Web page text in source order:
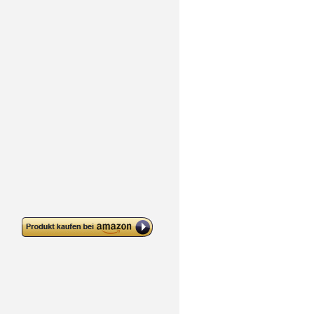
deleyCON TV & Monitor
Deckenhalterung – 10″ bis 27″